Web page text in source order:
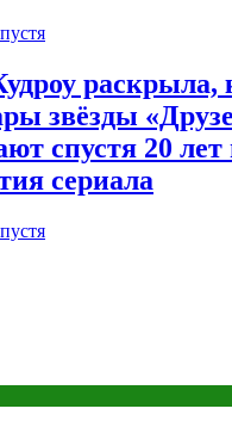
раскрыла,
звёзды
спустя 20 лет
сериала